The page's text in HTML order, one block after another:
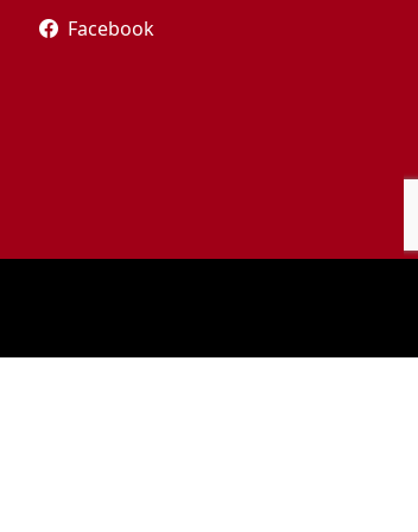
Facebook